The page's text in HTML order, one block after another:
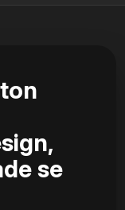
se